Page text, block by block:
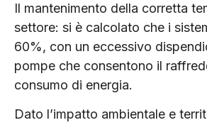
Il mantenimento della corretta
settore: si è calcolato che i
60%, con un eccessivo
pompe che consentono il
consumo di energia.
Dato l’impatto ambientale e